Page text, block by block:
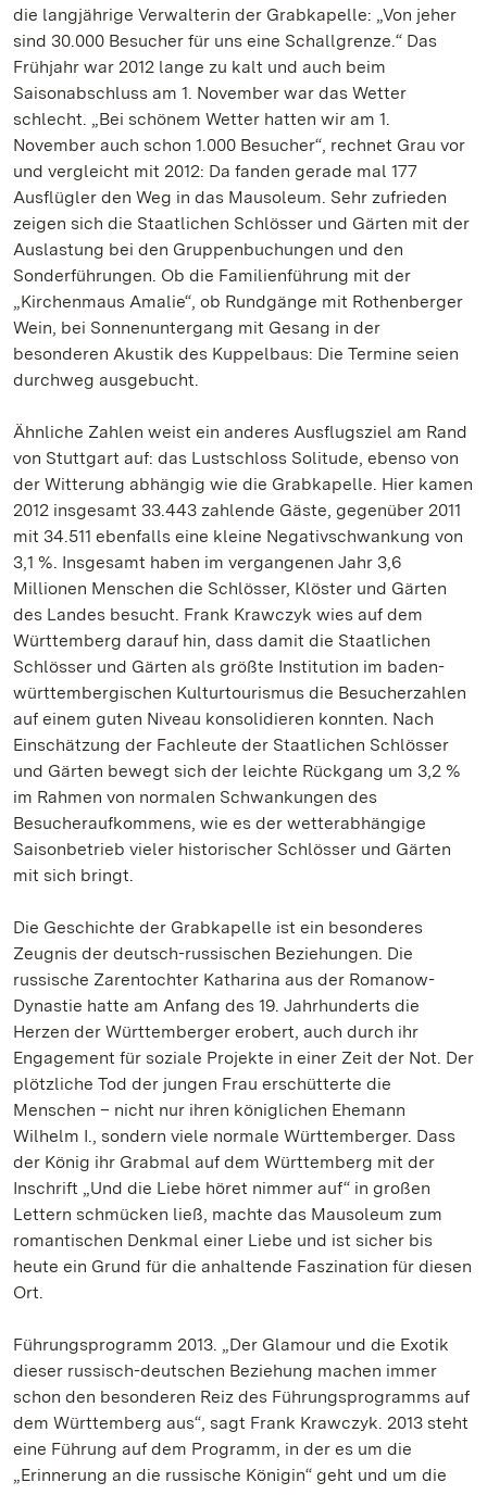
die langjährige Verwalterin der Grabkapelle: „Von jeher
sind 30.000 Besucher für uns eine Schallgrenze.“ Das
Frühjahr war 2012 lange zu kalt und auch beim
Saisonabschluss am 1. November war das Wetter
schlecht. „Bei schönem Wetter hatten wir am 1.
November auch schon 1.000 Besucher“, rechnet Grau vor
und vergleicht mit 2012: Da fanden gerade mal 177
Ausflügler den Weg in das Mausoleum. Sehr zufrieden
zeigen sich die Staatlichen Schlösser und Gärten mit der
Auslastung bei den Gruppenbuchungen und den
Sonderführungen. Ob die Familienführung mit der
„Kirchenmaus Amalie“, ob Rundgänge mit Rothenberger
Wein, bei Sonnenuntergang mit Gesang in der
besonderen Akustik des Kuppelbaus: Die Termine seien
durchweg ausgebucht.
Ähnliche Zahlen weist ein anderes Ausflugsziel am Rand
von Stuttgart auf: das Lustschloss Solitude, ebenso von
der Witterung abhängig wie die Grabkapelle. Hier kamen
2012 insgesamt 33.443 zahlende Gäste, gegenüber 2011
mit 34.511 ebenfalls eine kleine Negativschwankung von
3,1 %. Insgesamt haben im vergangenen Jahr 3,6
Millionen Menschen die Schlösser, Klöster und Gärten
des Landes besucht. Frank Krawczyk wies auf dem
Württemberg darauf hin, dass damit die Staatlichen
Schlösser und Gärten als größte Institution im baden-
württembergischen Kulturtourismus die Besucherzahlen
auf einem guten Niveau konsolidieren konnten. Nach
Einschätzung der Fachleute der Staatlichen Schlösser
und Gärten bewegt sich der leichte Rückgang um 3,2 %
im Rahmen von normalen Schwankungen des
Besucheraufkommens, wie es der wetterabhängige
Saisonbetrieb vieler historischer Schlösser und Gärten
mit sich bringt.
Die Geschichte der Grabkapelle ist ein besonderes
Zeugnis der deutsch-russischen Beziehungen. Die
russische Zarentochter Katharina aus der Romanow-
Dynastie hatte am Anfang des 19. Jahrhunderts die
Herzen der Württemberger erobert, auch durch ihr
Engagement für soziale Projekte in einer Zeit der Not. Der
plötzliche Tod der jungen Frau erschütterte die
Menschen – nicht nur ihren königlichen Ehemann
Wilhelm I., sondern viele normale Württemberger. Dass
der König ihr Grabmal auf dem Württemberg mit der
Inschrift „Und die Liebe höret nimmer auf“ in großen
Lettern schmücken ließ, machte das Mausoleum zum
romantischen Denkmal einer Liebe und ist sicher bis
heute ein Grund für die anhaltende Faszination für diesen
Ort.
Führungsprogramm 2013. „Der Glamour und die Exotik
dieser russisch-deutschen Beziehung machen immer
schon den besonderen Reiz des Führungsprogramms auf
dem Württemberg aus“, sagt Frank Krawczyk. 2013 steht
eine Führung auf dem Programm, in der es um die
„Erinnerung an die russische Königin“ geht und um die